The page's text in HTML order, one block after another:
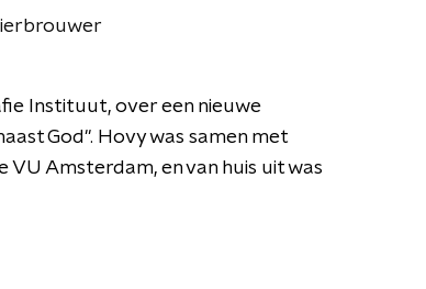
Instituut, over een nieuwe
God". Hovy was samen met
Amsterdam, en van huis uit was